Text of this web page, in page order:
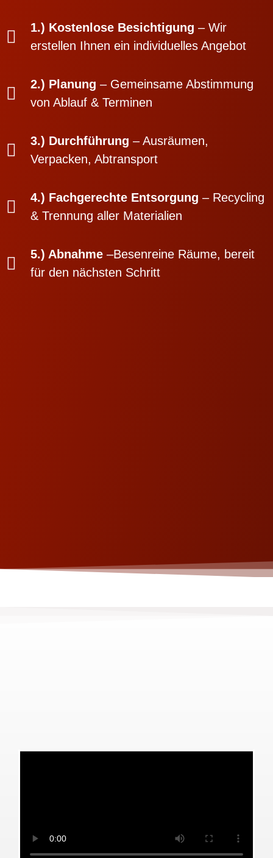
1.) Kostenlose Besichtigung – Wir
erstellen Ihnen ein individuelles Angebot
2.) Planung – Gemeinsame Abstimmung
von Ablauf & Terminen
3.) Durchführung – Ausräumen,
Verpacken, Abtransport
4.) Fachgerechte Entsorgung – Recycling
& Trennung aller Materialien
5.) Abnahme –Besenreine Räume, bereit
für den nächsten Schritt